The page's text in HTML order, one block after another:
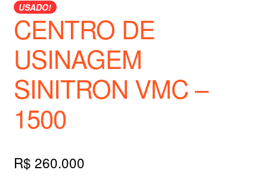
USADO!
CENTRO DE
USINAGEM
SINITRON VMC –
1500
R$ 260.000